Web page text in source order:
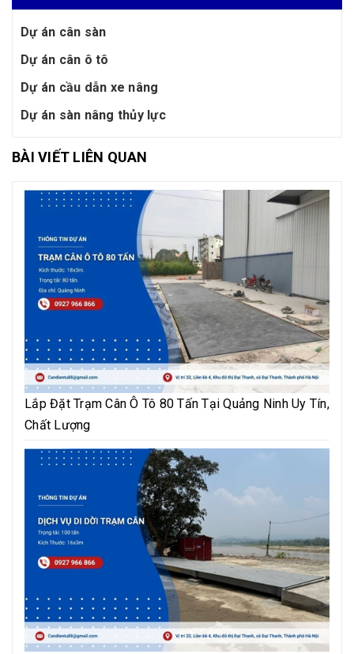
Dự án cân sàn
Dự án cân ô tô
Dự án cầu dẫn xe nâng
Dự án sàn nâng thủy lực
BÀI VIẾT LIÊN QUAN
Lắp Đặt Trạm Cân Ô Tô 80 Tấn Tại Quảng Ninh Uy Tín,
Chất Lượng